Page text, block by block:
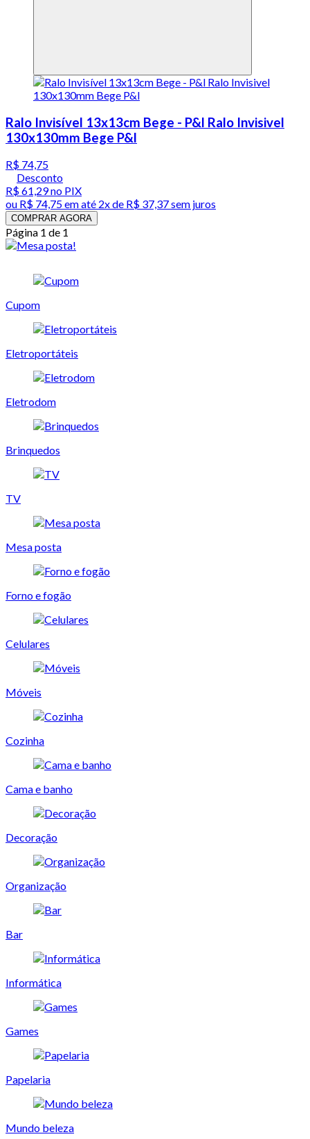
Ralo Invisível 13x13cm Bege - P&l Ralo Invisivel
130x130mm Bege P&l
R$ 74,75
Desconto
R$ 61,29no PIX
ou R$ 74,75em até 2x de R$ 37,37 sem juros
COMPRAR AGORA
Página 1 de 1
Cupom
Eletroportáteis
Eletrodom
Brinquedos
TV
Mesa posta
Forno e fogão
Celulares
Móveis
Cozinha
Cama e banho
Decoração
Organização
Bar
Informática
Games
Papelaria
Mundo beleza